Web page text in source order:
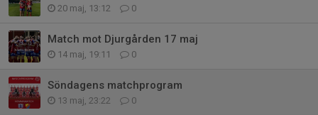
20 maj, 13:12 0
Match mot Djurgården 17 maj
14 maj, 19:11 0
Söndagens matchprogram
13 maj, 23:22 0